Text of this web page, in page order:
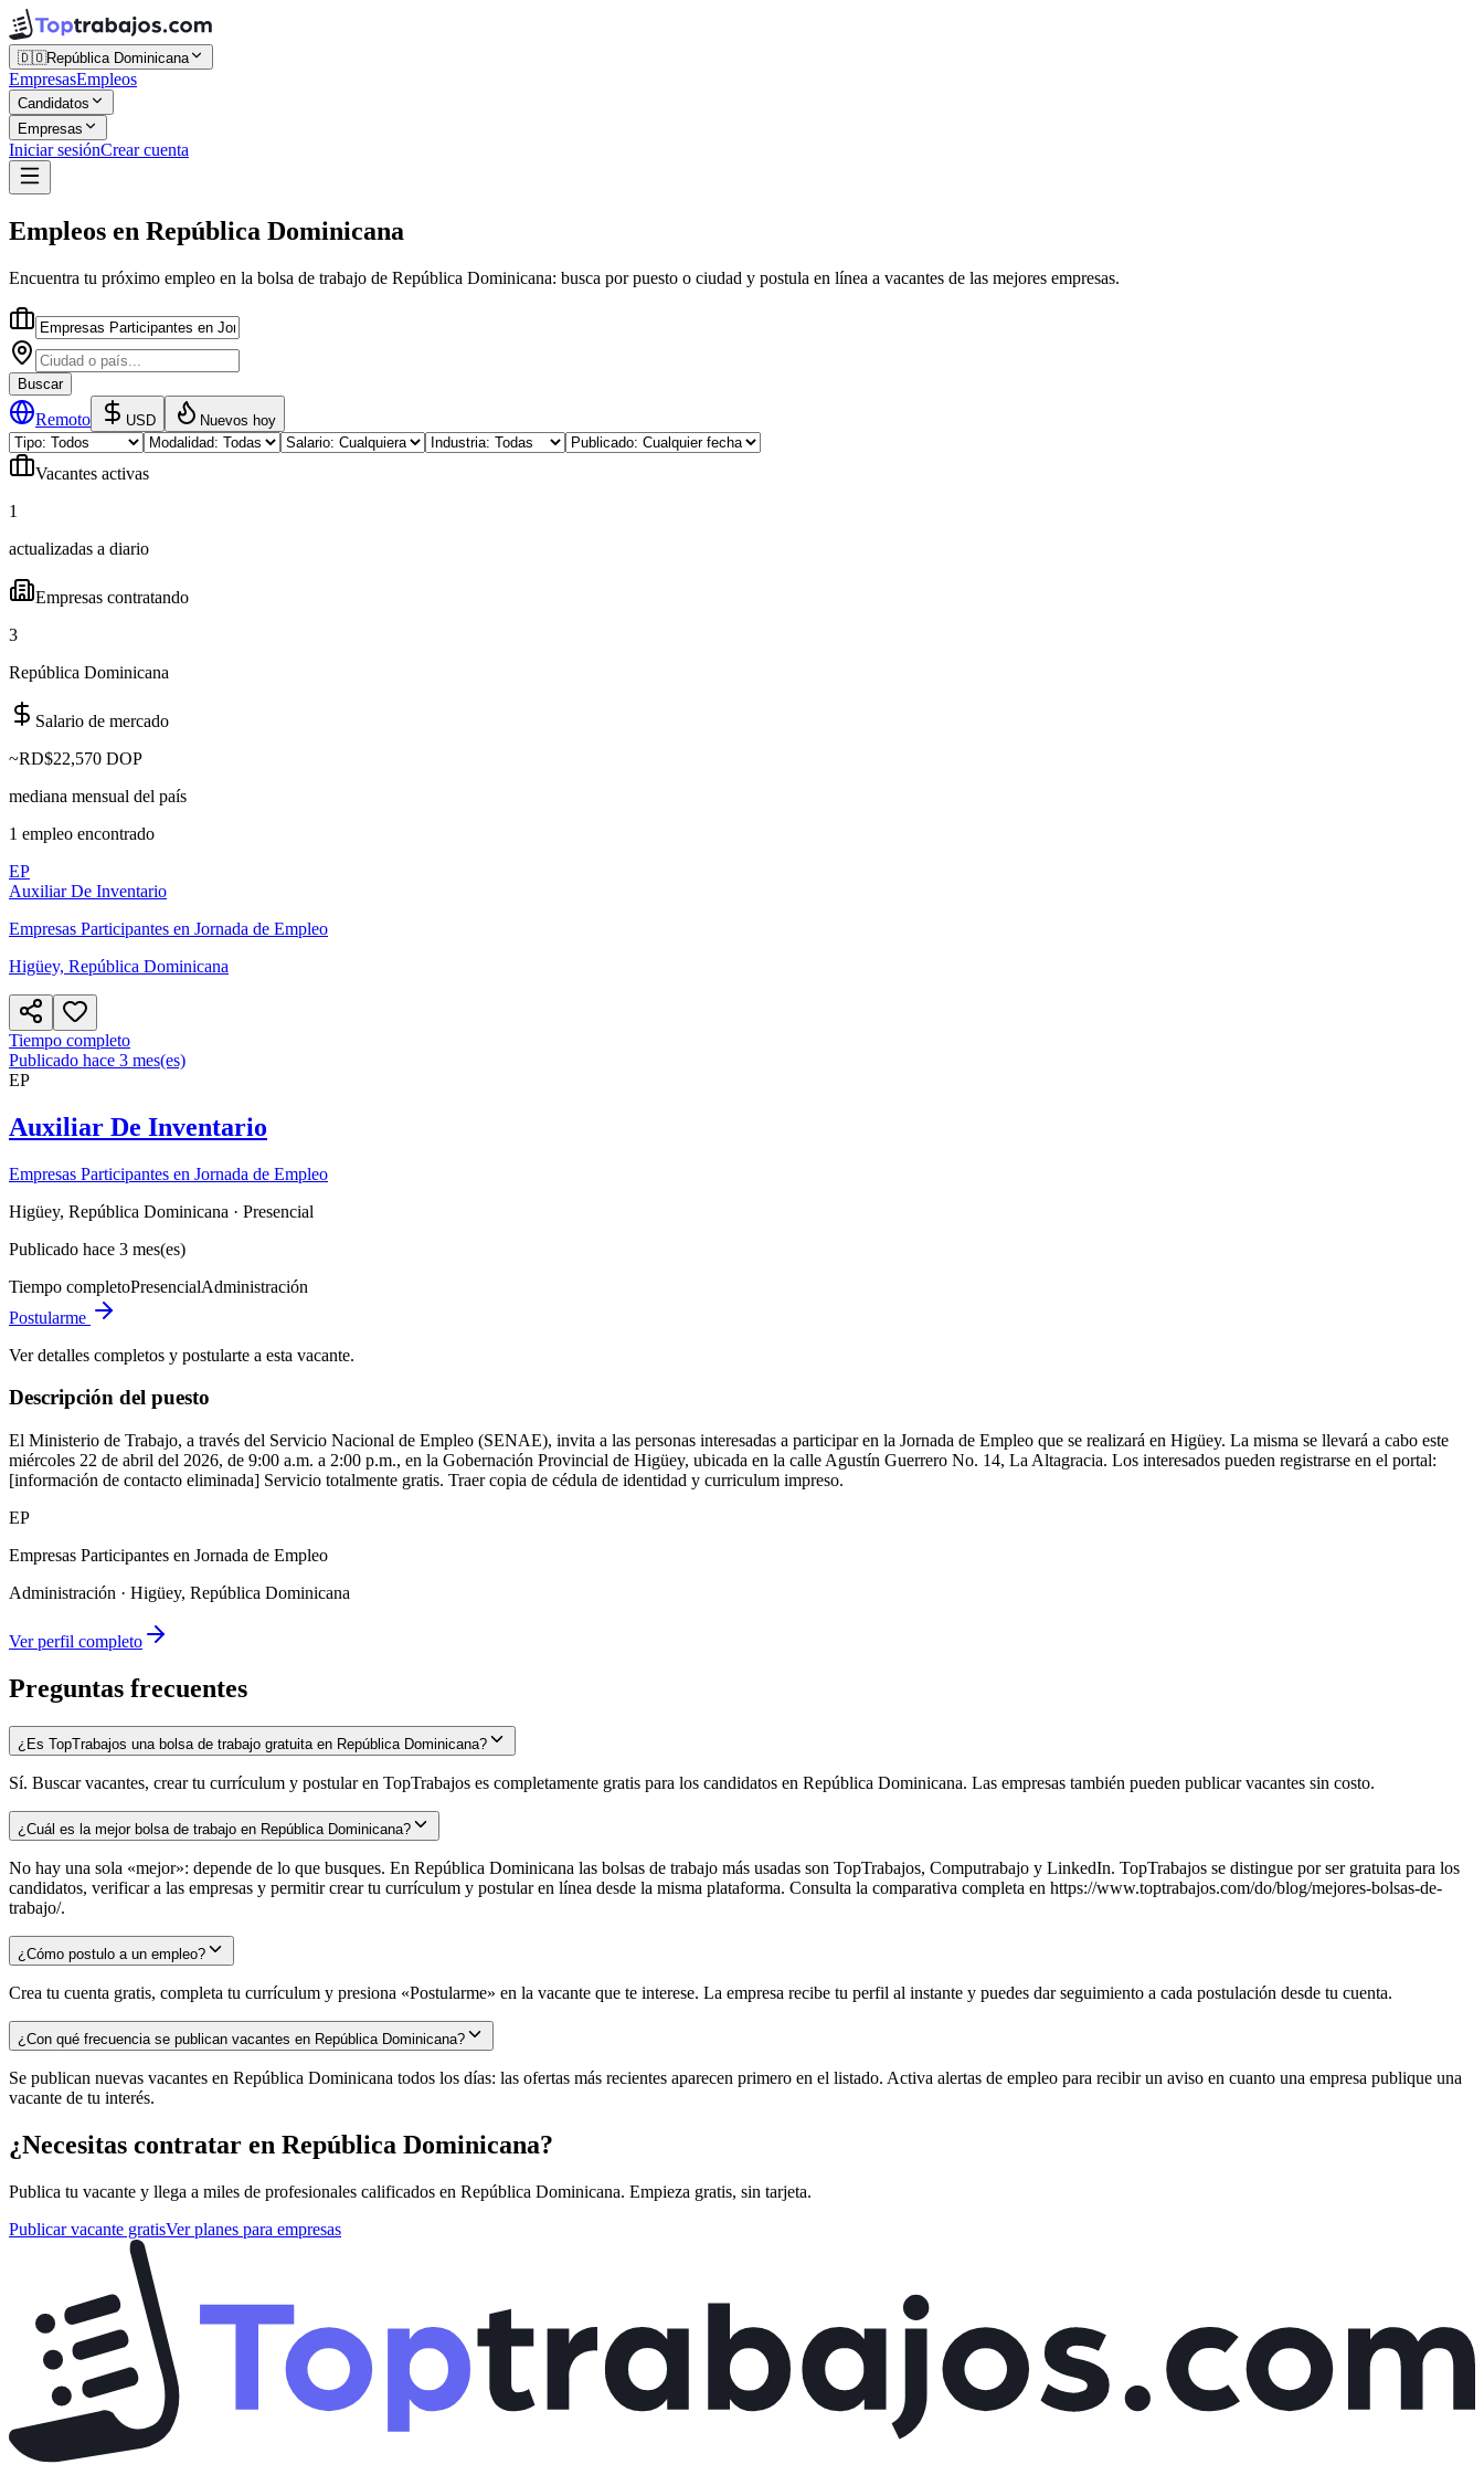
🇩🇴República Dominicana
EmpresasEmpleos
Candidatos
Empresas
Iniciar sesiónCrear cuenta
Empleos en República Dominicana
Encuentra tu próximo empleo en la bolsa de trabajo de República Dominicana: busca por puesto o ciudad y postula en línea a vacantes de las mejores empresas.
Buscar
Remoto USD Nuevos hoy
Vacantes activas
1
actualizadas a diario
Empresas contratando
3
República Dominicana
Salario de mercado
~RD$22,570 DOP
mediana mensual del país
1 empleo encontrado
EP
Auxiliar De Inventario
Empresas Participantes en Jornada de Empleo
Higüey, República Dominicana
Tiempo completo
Publicado hace 3 mes(es)
EP
Auxiliar De Inventario
Empresas Participantes en Jornada de Empleo
Higüey, República Dominicana · Presencial
Publicado hace 3 mes(es)
Tiempo completoPresencialAdministración
Postularme
Ver detalles completos y postularte a esta vacante.
Descripción del puesto
El Ministerio de Trabajo, a través del Servicio Nacional de Empleo (SENAE), invita a las personas interesadas a participar en la Jornada de Empleo que se realizará en Higüey. La misma se llevará a cabo este
miércoles 22 de abril del 2026, de 9:00 a.m. a 2:00 p.m., en la Gobernación Provincial de Higüey, ubicada en la calle Agustín Guerrero No. 14, La Altagracia. Los interesados pueden registrarse en el portal:
[información de contacto eliminada] Servicio totalmente gratis. Traer copia de cédula de identidad y curriculum impreso.
EP
Empresas Participantes en Jornada de Empleo
Administración · Higüey, República Dominicana
Ver perfil completo
Preguntas frecuentes
¿Es TopTrabajos una bolsa de trabajo gratuita en República Dominicana?
Sí. Buscar vacantes, crear tu currículum y postular en TopTrabajos es completamente gratis para los candidatos en República Dominicana. Las empresas también pueden publicar vacantes sin costo.
¿Cuál es la mejor bolsa de trabajo en República Dominicana?
No hay una sola «mejor»: depende de lo que busques. En República Dominicana las bolsas de trabajo más usadas son TopTrabajos, Computrabajo y LinkedIn. TopTrabajos se distingue por ser gratuita para los
candidatos, verificar a las empresas y permitir crear tu currículum y postular en línea desde la misma plataforma. Consulta la comparativa completa en https://www.toptrabajos.com/do/blog/mejores-bolsas-de-
trabajo/.
¿Cómo postulo a un empleo?
Crea tu cuenta gratis, completa tu currículum y presiona «Postularme» en la vacante que te interese. La empresa recibe tu perfil al instante y puedes dar seguimiento a cada postulación desde tu cuenta.
¿Con qué frecuencia se publican vacantes en República Dominicana?
Se publican nuevas vacantes en República Dominicana todos los días: las ofertas más recientes aparecen primero en el listado. Activa alertas de empleo para recibir un aviso en cuanto una empresa publique una
vacante de tu interés.
¿Necesitas contratar en República Dominicana?
Publica tu vacante y llega a miles de profesionales calificados en República Dominicana. Empieza gratis, sin tarjeta.
Publicar vacante gratisVer planes para empresas